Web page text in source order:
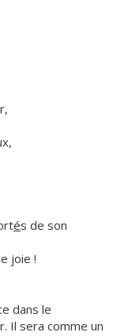
és de son
joie !
dans le
Il sera comme un